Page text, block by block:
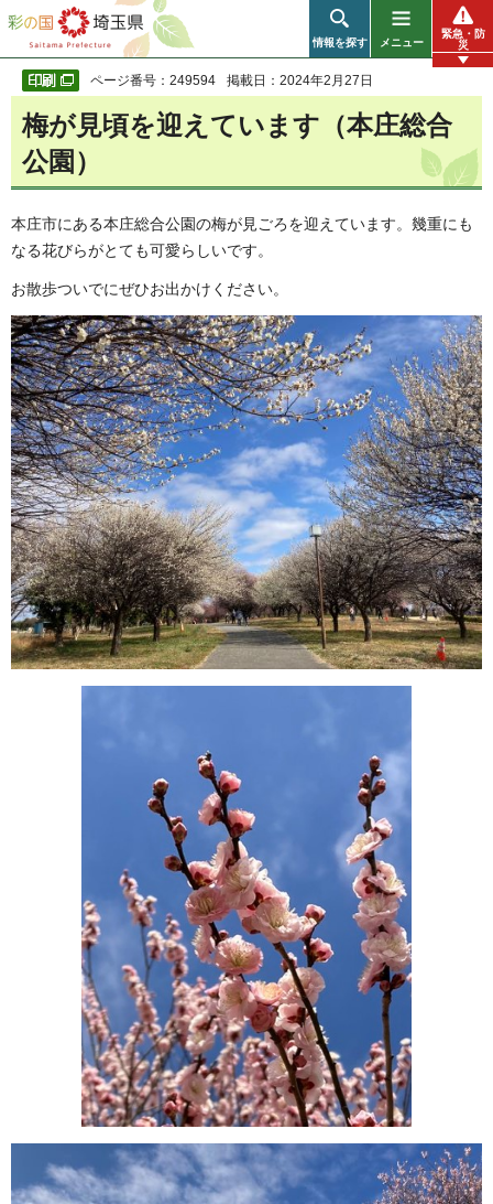
彩の国 埼玉県
情報を探す メニュー
緊急・防
災
ページ番号：249594 掲載日：2024年2月27日
梅が見頃を迎えています（本庄総合
公園）
本庄市にある本庄総合公園の梅が見ごろを迎えています。幾重にも
なる花びらがとても可愛らしいです。
お散歩ついでにぜひお出かけください。